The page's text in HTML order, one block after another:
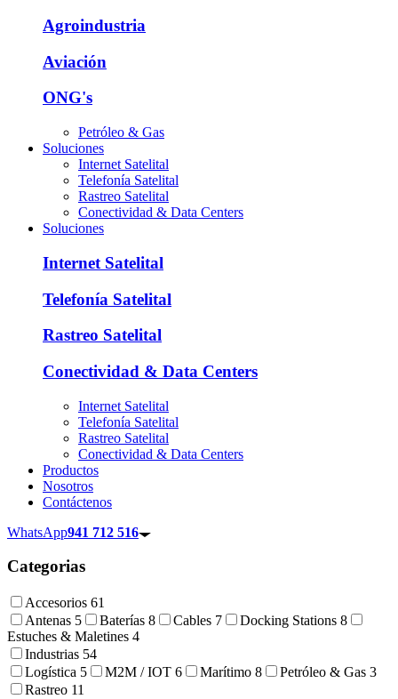
Agroindustria
Aviación
ONG's
Petróleo & Gas
Soluciones
Internet Satelital
Telefonía Satelital
Rastreo Satelital
Conectividad & Data Centers
Soluciones
Internet Satelital
Telefonía Satelital
Rastreo Satelital
Conectividad & Data Centers
Internet Satelital
Telefonía Satelital
Rastreo Satelital
Conectividad & Data Centers
Productos
Nosotros
Contáctenos
WhatsApp941 712 516
Categorias
Accesorios 61
Antenas 5 Baterías 8 Cables 7 Docking Stations 8
Estuches & Maletines 4
Industrias 54
Logística 5 M2M / IOT 6 Marítimo 8 Petróleo & Gas 3
Rastreo 11